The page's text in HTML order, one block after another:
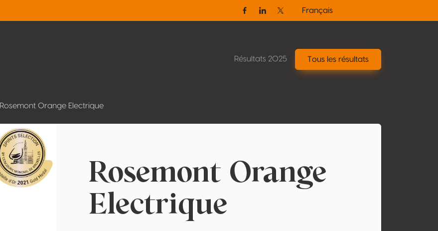
FacebookLinkedinTwitter / X
Français
Résultats 2025 Tous les résultats
Rosemont Orange Electrique
Rosemont Orange
Electrique